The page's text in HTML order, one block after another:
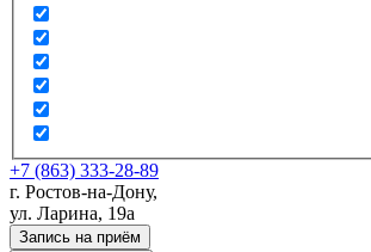
+7 (863) 333-28-89
г. Ростов-на-Дону,
ул. Ларина, 19а
Запись на приём